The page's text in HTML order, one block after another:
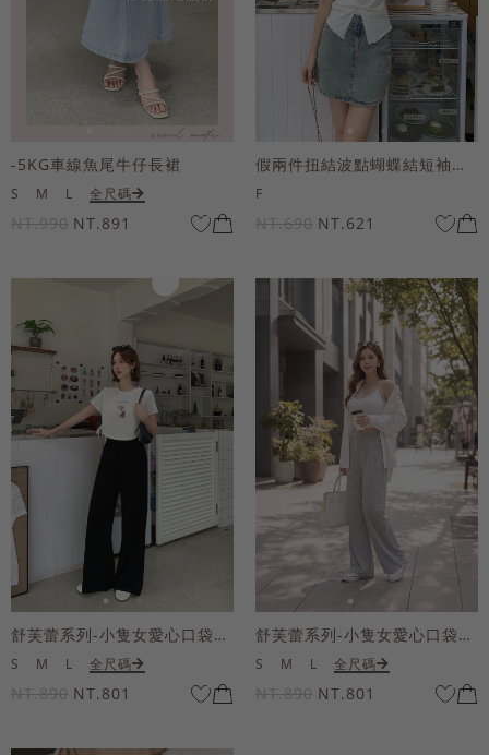
-5KG車線魚尾牛仔長裙
S M L 全尺碼
NT.990 NT.891
假兩件扭結波點蝴蝶結短袖上衣
F
NT.690 NT.621
舒芙蕾系列-小隻女愛心口袋寬褲
S M L 全尺碼
NT.890 NT.801
舒芙蕾系列-小隻女愛心口袋寬褲
S M L 全尺碼
NT.890 NT.801